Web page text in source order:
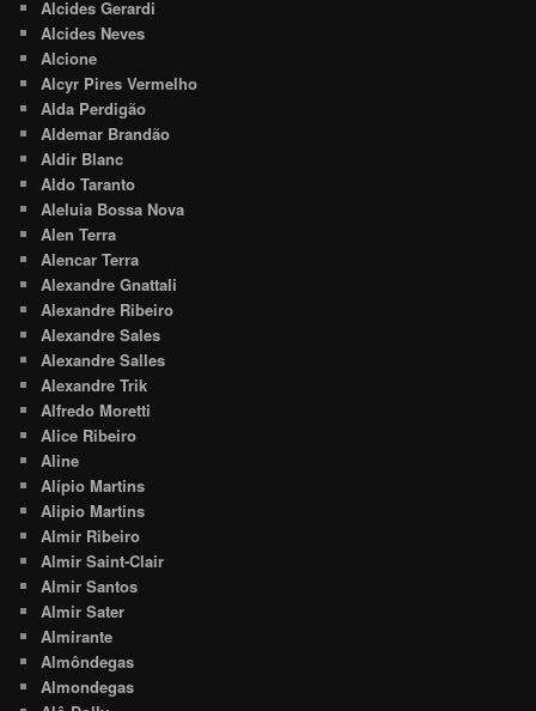
Alcides Gerardi
Alcides Neves
Alcione
Alcyr Pires Vermelho
Alda Perdigão
Aldemar Brandão
Aldir Blanc
Aldo Taranto
Aleluia Bossa Nova
Alen Terra
Alencar Terra
Alexandre Gnattali
Alexandre Ribeiro
Alexandre Sales
Alexandre Salles
Alexandre Trik
Alfredo Moretti
Alice Ribeiro
Aline
Alípio Martins
Alipio Martins
Almir Ribeiro
Almir Saint-Clair
Almir Santos
Almir Sater
Almirante
Almôndegas
Almondegas